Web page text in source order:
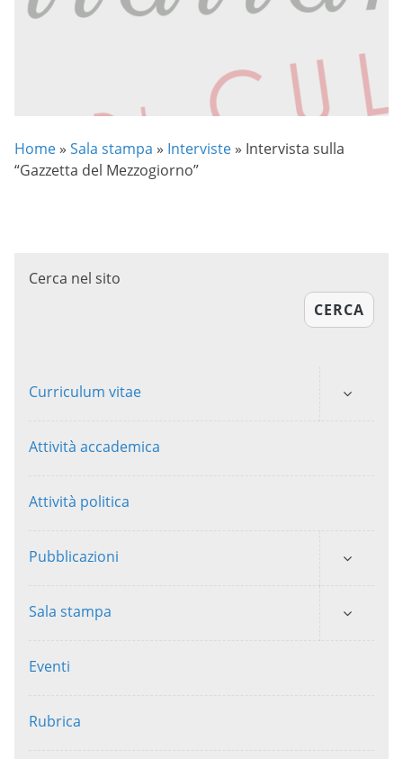
Home » Sala stampa » Interviste » Intervista sulla
“Gazzetta del Mezzogiorno”
Cerca nel sito
CERCA
Curriculum vitae
Attività accademica
Attività politica
Pubblicazioni
Sala stampa
Eventi
Rubrica